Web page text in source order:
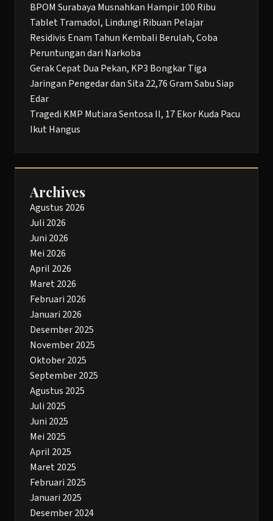
BPOM Surabaya Musnahkan Hampir 100 Ribu
Tablet Tramadol, Lindungi Ribuan Pelajar
Residivis Enam Tahun Kembali Berulah, Coba
Peruntungan dari Narkoba
Gerak Cepat Dua Pekan, KP3 Bongkar Tiga
Jaringan Pengedar dan Sita 22,76 Gram Sabu Siap
Edar
Tragedi KMP Mutiara Sentosa II, 17 Ekor Kuda Pacu
Ikut Hangus
Archives
Agustus 2026
Juli 2026
Juni 2026
Mei 2026
April 2026
Maret 2026
Februari 2026
Januari 2026
Desember 2025
November 2025
Oktober 2025
September 2025
Agustus 2025
Juli 2025
Juni 2025
Mei 2025
April 2025
Maret 2025
Februari 2025
Januari 2025
Desember 2024